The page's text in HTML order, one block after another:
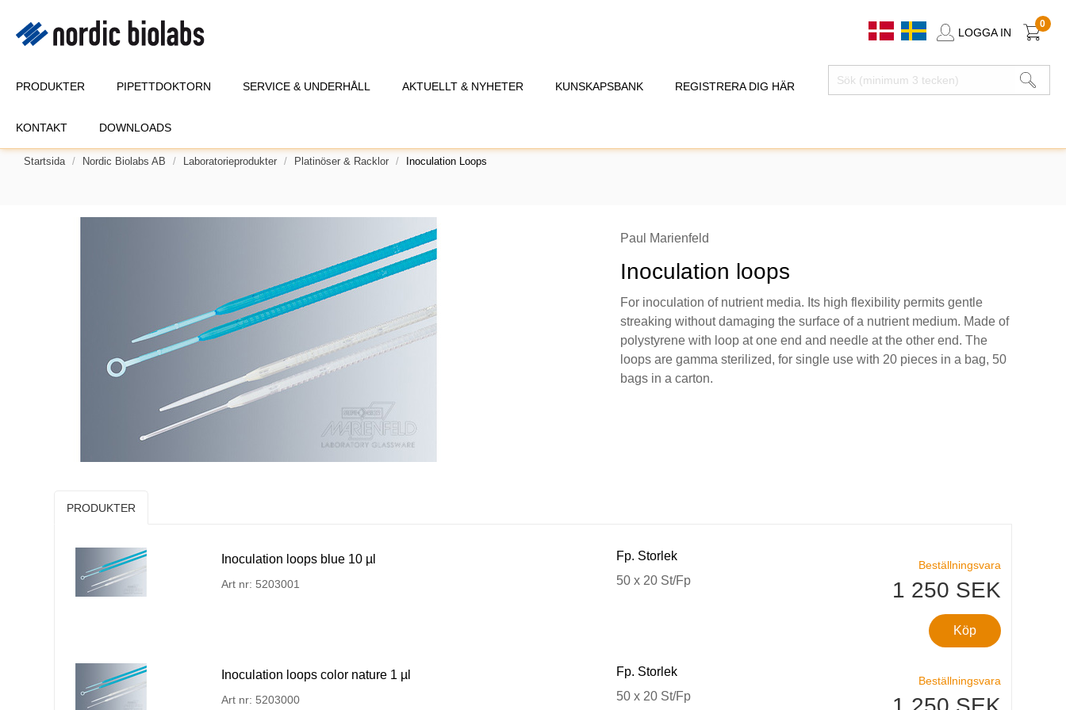
LOGGA IN
0
PRODUKTER PIPETTDOKTORN SERVICE & UNDERHÅLL AKTUELLT & NYHETER KUNSKAPSBANK REGISTRERA DIG HÄR
KONTAKT DOWNLOADS
Startsida Nordic Biolabs AB Laboratorieprodukter Platinöser & Racklor Inoculation Loops
Paul Marienfeld
Inoculation loops
For inoculation of nutrient media. Its high flexibility permits gentle
streaking without damaging the surface of a nutrient medium. Made of
polystyrene with loop at one end and needle at the other end. The
loops are gamma sterilized, for single use with 20 pieces in a bag, 50
bags in a carton.
PRODUKTER
Inoculation loops blue 10 µl
Art nr: 5203001
Fp. Storlek
50 x 20 St/Fp
Beställningsvara
1 250 SEK
Köp
Inoculation loops color nature 1 µl
Art nr: 5203000
Fp. Storlek
50 x 20 St/Fp
Beställningsvara